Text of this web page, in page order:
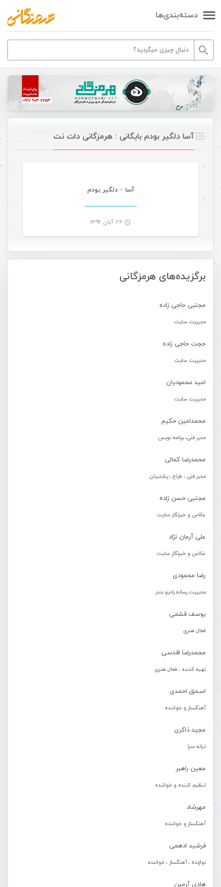
دسته‌بندی‌ها
برگزیده‌های هرمزگانی
مجتبی حاجی زاده
مدیریت سایت
حجت حاجی زاده
مدیریت سایت
امید محمودیان
مدیریت سایت
محمدامین حکیم
مدیر فنی، برنامه نویس
محمدرضا کمالی
مدیر فنی ، طراح ، پشتیبان
مجتبی حسن زاده
عکاس و خبرنگار سایت
علی آرمان نژاد
عکاس و خبرنگار سایت
رضا محمودی
مدیریت رسانه رادیو بندر
یوسف قشمی
فعال هنری
محمدرضا اقدسی
تهیه کننده ، فعال هنری
اسحق احمدی
آهنگساز و خواننده
مجید ذاکری
ترانه سرا
معین راهبر
تنظیم کننده و خواننده
مهرشاد
آهنگساز و خواننده
فرشید ادهمی
نوازنده ، آهنگساز ، خواننده
هادی آرمین
آسا دلگیر بودم بایگانی : هرمزگانی دات نت
آسا – دلگیر بودم
۲۲ آبان ۱۳۹۶